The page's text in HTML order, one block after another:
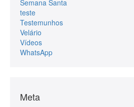
Semana Santa
teste
Testemunhos
Velário
Vídeos
WhatsApp
Meta